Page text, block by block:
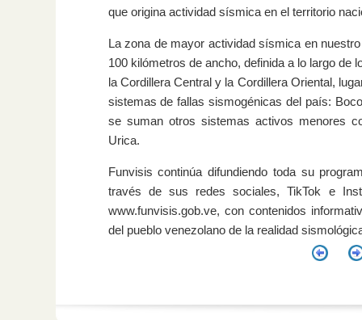
que origina actividad sísmica en el territorio
La zona de mayor actividad sísmica en
100 kilómetros de ancho, definida a lo largo de
la Cordillera Central y la Cordillera Oriental,
sistemas de fallas sismogénicas del país:
se suman otros sistemas activos menores
Urica.
Funvisis continúa difundiendo toda su
través de sus redes sociales, TikTok e
www.funvisis.gob.ve, con contenidos
del pueblo venezolano de la realidad